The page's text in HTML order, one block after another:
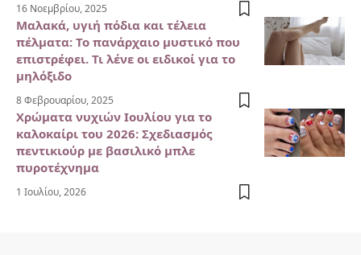
16 Νοεμβρίου, 2025
Μαλακά, υγιή πόδια και τέλεια
πέλματα: Το πανάρχαιο μυστικό που
επιστρέφει. Τι λένε οι ειδικοί για το
μηλόξιδο
8 Φεβρουαρίου, 2025
Χρώματα νυχιών Ιουλίου για το
καλοκαίρι του 2026: Σχεδιασμός
πεντικιούρ με βασιλικό μπλε
πυροτέχνημα
1 Ιουλίου, 2026